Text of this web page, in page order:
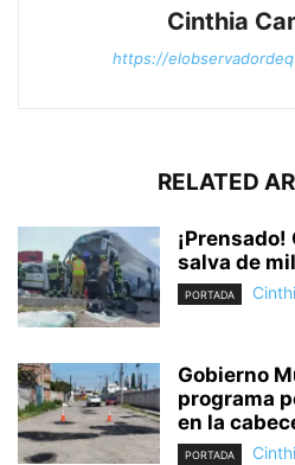
Cinthia
https://
RELATED
salva de
PORTADA
Gobierno
programa
en la
PORTADA